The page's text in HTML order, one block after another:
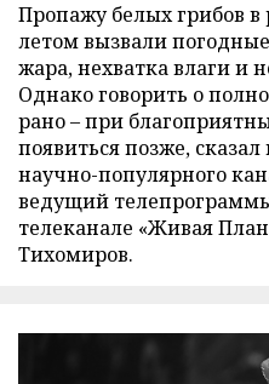
Пропажу белых грибов в
летом вызвали
жара, нехватка влаги и
Однако говорить о
рано – при
появиться позже,
научно-популярного
ведущий
телеканале «Живая
Тихомиров.